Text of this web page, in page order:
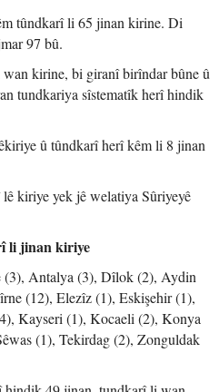
tûndkarî li 65 jinan kirine. Di
97 bû.
kirine, bi giranî birîndar bûne û
tundkariya sîstematîk herî hindik
û tûndkarî herî kêm li 8 jinan
kiriye yek jê welatiya Sûriyeyê
li jinan kiriye
(3), Antalya (3), Dîlok (2), Aydin
(12), Elezîz (1), Eskişehir (1),
Kayseri (1), Kocaeli (2), Konya
(1), Tekirdag (2), Zonguldak